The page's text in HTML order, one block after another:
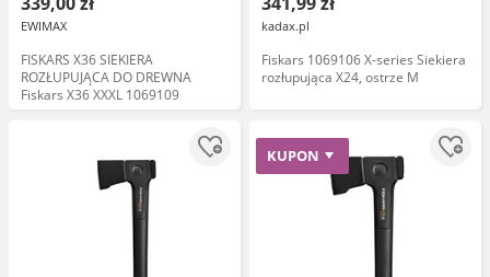
EWIMAX
FISKARS X36 SIEKIERA
ROZŁUPUJĄCA DO DREWNA
Fiskars X36 XXXL 1069109
kadax.pl
Fiskars 1069106 X-series Siekiera
rozłupująca X24, ostrze M
KUPON